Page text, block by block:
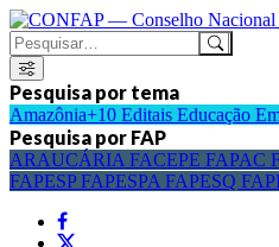
Pesquisa por tema
Amazônia+10 Editais Educação
Pesquisa por FAP
ARAUCÁRIA FACEPE FAPAC
FAPESPFAPESPA FAPESQ